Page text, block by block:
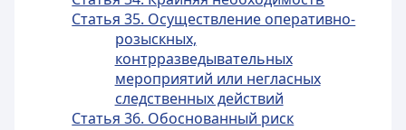
Статья 35. Осуществление оперативно-
розыскных,
контрразведывательных
мероприятий или негласных
следственных действий
Статья 36. Обоснованный риск